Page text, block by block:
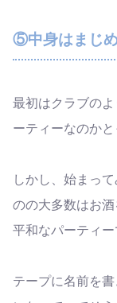
⑤中身はまじ
最初はクラブの
ーティーなのかと
しかし、始まっ
のの大多数はお
平和なパーティー
テープに名前を